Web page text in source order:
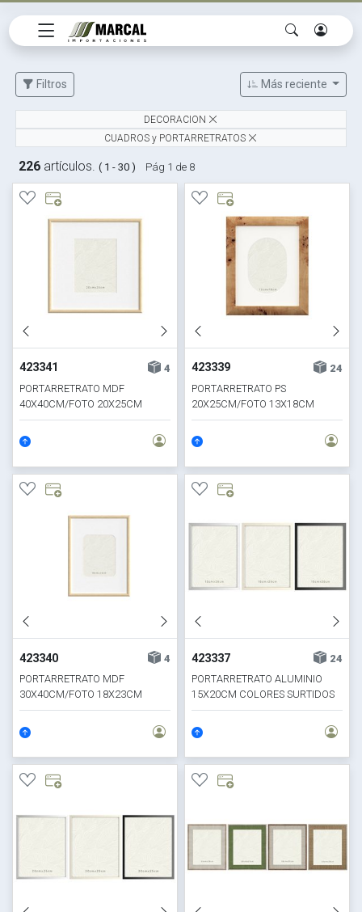
Filtros Más reciente
DECORACION
CUADROS y PORTARRETRATOS
423341
4
PORTARRETRATO MDF
40X40CM/FOTO 20X25CM
TONO CLARO
423339
24
PORTARRETRATO PS
20X25CM/FOTO 13X18CM
ESTILO MADERA
423340
4
PORTARRETRATO MDF
30X40CM/FOTO 18X23CM
TONO CLARO
423337
24
PORTARRETRATO ALUMINIO
15X20CM COLORES SURTIDOS
226 artículos.( 1 - 30 ) Pág 1 de 8